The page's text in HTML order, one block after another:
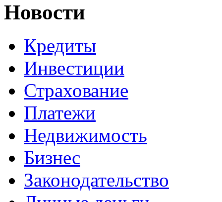
Новости
Кредиты
Инвестиции
Страхование
Платежи
Недвижимость
Бизнес
Законодательство